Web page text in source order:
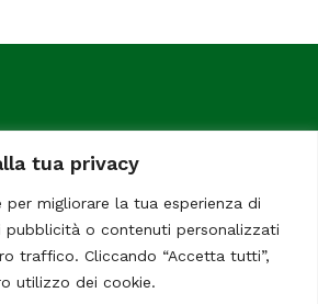
tua privacy
per migliorare la tua esperienza di
pubblicità o contenuti personalizzati
traffico. Cliccando “Accetta tutti”,
utilizzo dei cookie.
a tutti gli italiani residenti all'estero.
Quotidiano online indipendente